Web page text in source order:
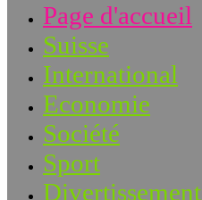
Page d'accueil
Suisse
International
Economie
Société
Sport
Divertissement